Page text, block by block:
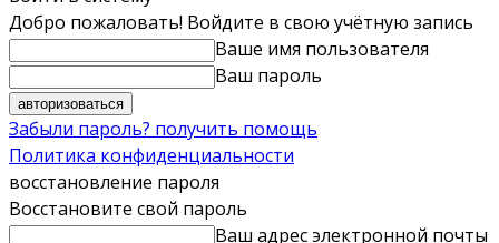
Добро пожаловать! Войдите в свою учётную запись
Ваше имя пользователя
Ваш пароль
Забыли пароль? получить помощь
Политика конфиденциальности
восстановление пароля
Восстановите свой пароль
Ваш адрес электронной почты